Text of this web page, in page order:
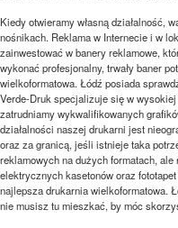
Kiedy otwieramy własną działalność,
nośnikach. Reklama w Internecie i w
zainwestować w banery reklamowe,
wykonać profesjonalny, trwały baner
wielkoformatowa. Łódź posiada
Verde-Druk specjalizuje się w
zatrudniamy wykwalifikowanych
działalności naszej drukarni jest
oraz za granicą, jeśli istnieje taka
reklamowych na dużych formatach,
elektrycznych kasetonów oraz
najlepsza drukarnia wielkoformatowa.
nie musisz tu mieszkać, by móc